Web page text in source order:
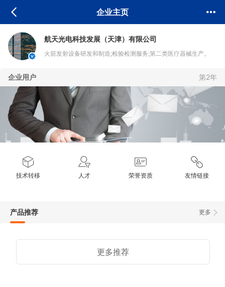
企业主页
航天光电科技发展（天津）有限公司
火箭发射设备研发和制造;检验检测服务;第二类医疗器械生产。
经营项目以相关部门批准文件或许可证件为准)。一般项目:光电子
器件制造;仪器仪表制造;安防设备制造;计算机软硬件及外围设备
制造;工业自动控制系统装置制造;城市轨道交通设备制造;软件开
发:网络与信息安全软件开发;集成电路设计,信息系统集成服务;信
息技术咨询服务;安全系统监控服务;安全技
企业用户 第2年
技术转移 人才 荣誉资质 友情链接
更多
产品推荐
更多推荐